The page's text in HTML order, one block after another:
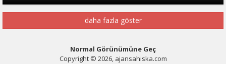
daha fazla göster
Normal Görünümüne Geç
Copyright © 2026, ajansahiska.com